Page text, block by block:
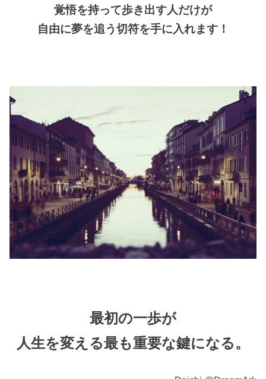
覚悟を持って歩き出す人だけが
自由に夢を追う切符を手に入れます！
最初の一歩が
人生を変える最も重要な鍵になる。